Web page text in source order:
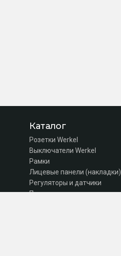
Каталог
Розетки Werkel
Выключатели Werkel
Рамки
Лицевые панели (накладки)
Регуляторы и датчики
Подсветка лестниц